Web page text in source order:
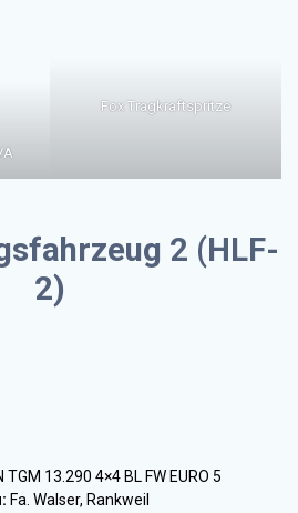
Fox Tragkraftspritze
2 (HLF-
2)
TGM 13.290 4×4 BL FW EURO 5
Fa. Walser, Rankweil